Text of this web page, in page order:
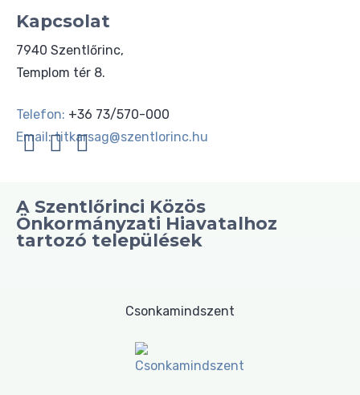
Kapcsolat
7940 Szentlőrinc,
Templom tér 8.
Telefon: +36 73/570-000
Email: titkarsag@szentlorinc.hu
A Szentlőrinci Közös
Önkormányzati Hiavatalhoz
tartozó települések
Csonkamindszent